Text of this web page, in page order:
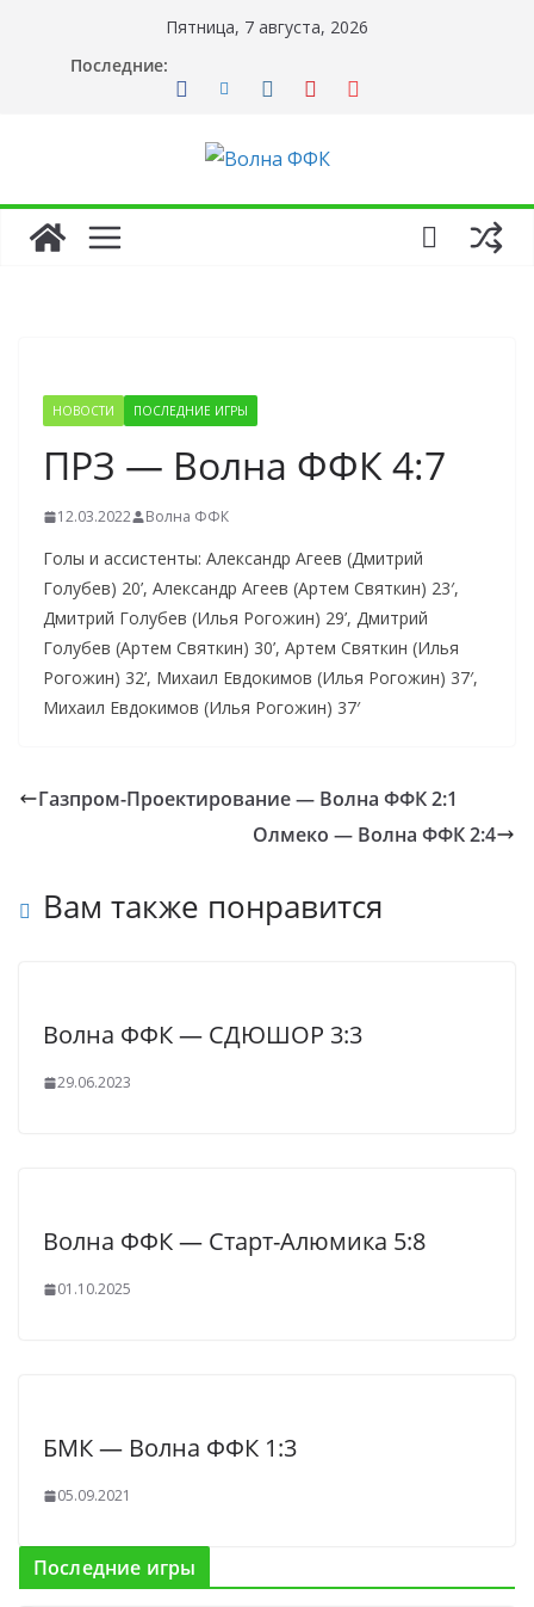
содержимому
Пятница, 7 августа, 2026
Последние:
НОВОСТИ ПОСЛЕДНИЕ ИГРЫ
ПРЗ — Волна ФФК 4:7
12.03.2022 Волна ФФК
Голы и ассистенты: Александр Агеев (Дмитрий
Голубев) 20’, Александр Агеев (Артем Святкин) 23′,
Дмитрий Голубев (Илья Рогожин) 29’, Дмитрий
Голубев (Артем Святкин) 30’, Артем Святкин (Илья
Рогожин) 32’, Михаил Евдокимов (Илья Рогожин) 37′,
Михаил Евдокимов (Илья Рогожин) 37′
Газпром-Проектирование — Волна ФФК 2:1
Олмеко — Волна ФФК 2:4
Вам также понравится
Волна ФФК — СДЮШОР 3:3
29.06.2023
Волна ФФК — Старт-Алюмика 5:8
01.10.2025
БМК — Волна ФФК 1:3
05.09.2021
Последние игры